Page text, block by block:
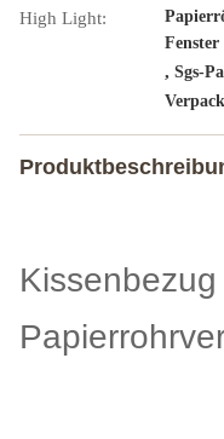
High Light:
Fenster
, Sgs-
Kissenbezug